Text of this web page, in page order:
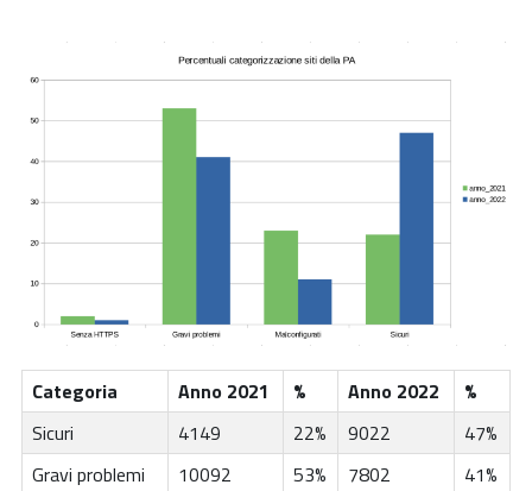
Categoria Anno 2021 % Anno 2022
%
Sicuri
4149 22% 9022
47%
Gravi problemi
10092 53% 7802
41%